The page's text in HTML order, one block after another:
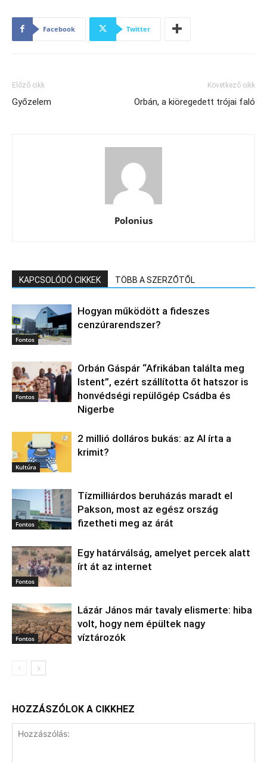
Facebook Twitter
Előző cikk
Győzelem
Következő cikk
Orbán, a kiöregedett trójai faló
Polonius
KAPCSOLÓDÓ CIKKEK TÖBB A SZERZŐTŐL
Fontos
Hogyan működött a fideszes
cenzúrarendszer?
Fontos
Orbán Gáspár “Afrikában találta meg
Istent”, ezért szállította őt hatszor is
honvédségi repülőgép Csádba és
Nigerbe
Kultúra
2 millió dolláros bukás: az AI írta a
krimit?
Fontos
Tízmilliárdos beruházás maradt el
Pakson, most az egész ország
fizetheti meg az árát
Fontos
Egy határválság, amelyet percek alatt
írt át az internet
Fontos
Lázár János már tavaly elismerte: hiba
volt, hogy nem épültek nagy
víztározók
HOZZÁSZÓLOK A CIKKHEZ